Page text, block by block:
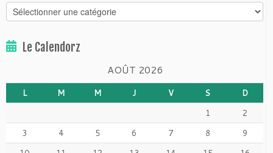
Catégories
Le Calendorz
AOÛT 2026
L M M J V S
D
1
2
3
4 5 6 7 8
9